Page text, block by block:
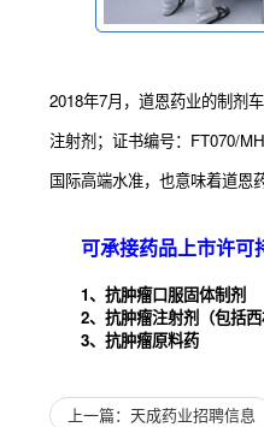
2018年7月，道恩药业的制剂
注射剂；证书编号：FT070/
国际高端水准，也意味着道恩
可承接药品上市许可
1、抗肿瘤口服固体制剂
2、抗肿瘤注射剂（包括
3、抗肿瘤原料药
上一篇：天成药业招聘信息